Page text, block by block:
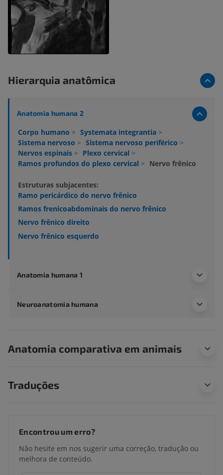
Hierarquia anatômica
Anatomia humana 2
Corpo humano > Systemata integrantia >
Sistema nervoso > Sistema nervoso periférico >
Nervos espinais > Plexo cervical >
Ramos profundos do plexo cervical > Nervo frênico
Estruturas subjacentes:
Ramo pericárdico do nervo frênico
Ramos frenicoabdominais do nervo frênico
Nervo frênico direito
Nervo frênico esquerdo
Anatomia humana 1
Neuroanatomia humana
Anatomia comparativa em animais
Traduções
Encontrou um erro?
Não hesite em nos sugerir uma correção, tradução ou
melhora de conteúdo.